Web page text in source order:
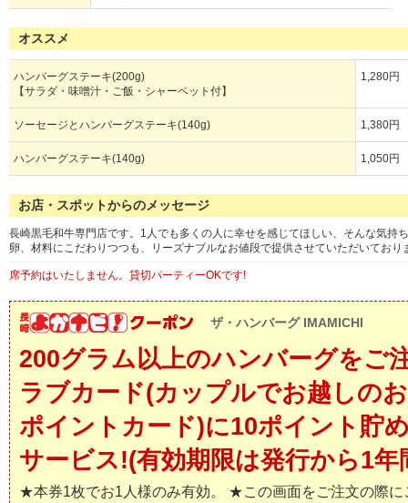
オススメ
ハンバーグステーキ(200g)
【サラダ・味噌汁・ご飯・シャーベット付】
1,280円
ソーセージとハンバーグステーキ(140g) 1,380円
ハンバーグステーキ(140g) 1,050円
お店・スポットからのメッセージ
長崎黒毛和牛専門店です。1人でも多くの人に幸せを感じてほしい、そんな気持
卵、材料にこだわりつつも、リーズナブルなお値段で提供させていただいてお
席予約はいたしません。貸切パーティーOKです!
ザ・ハンバーグ IMAMICHI
200グラム以上のハンバーグをご
ラブカード(カップルでお越しの
ポイントカード)に10ポイント貯
サービス!(有効期限は発行から1年
★本券1枚でお1人様のみ有効。 ★この画面をご注文の際